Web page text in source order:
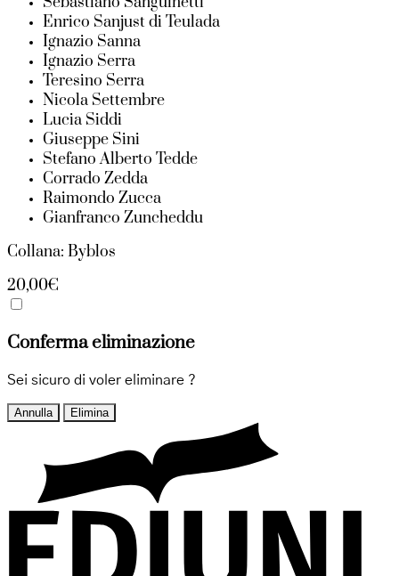
Enrico Sanjust di Teulada
Ignazio Sanna
Ignazio Serra
Teresino Serra
Nicola Settembre
Lucia Siddi
Giuseppe Sini
Stefano Alberto Tedde
Corrado Zedda
Raimondo Zucca
Gianfranco Zuncheddu
Collana: Byblos
20,00€
Conferma eliminazione
Sei sicuro di voler eliminare ?
Annulla Elimina